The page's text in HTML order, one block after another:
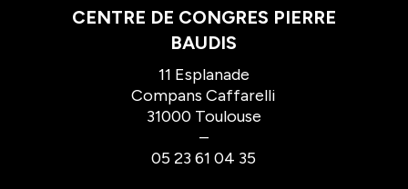
CENTRE DE CONGRES PIERRE
BAUDIS
11 Esplanade
Compans Caffarelli
31000 Toulouse
–
05 23 61 04 35